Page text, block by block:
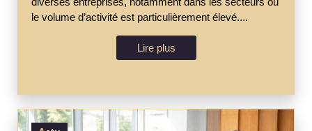
le volume d’activité est particulièrement élevé....
Lire plus